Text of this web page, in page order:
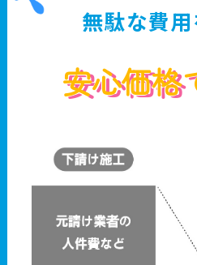
無駄な費
安心価格